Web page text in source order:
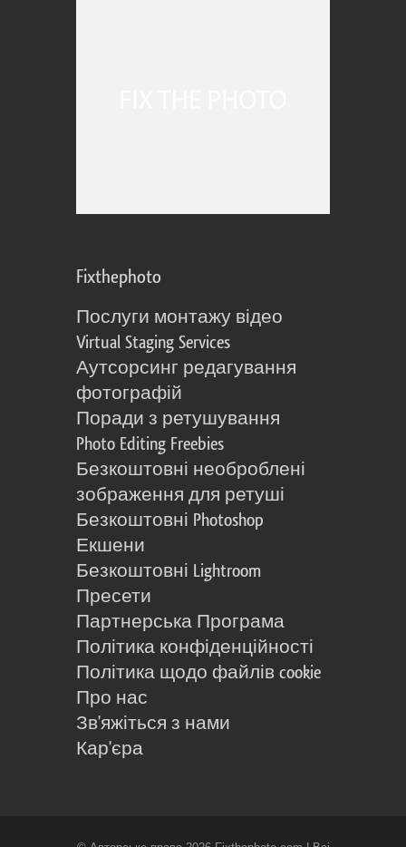
Fixthephoto
Послуги монтажу відео
Virtual Staging Services
Аутсорсинг редагування
фотографій
Поради з ретушування
Photo Editing Freebies
Безкоштовні необроблені
зображення для ретуші
Безкоштовні Photoshop
Екшени
Безкоштовні Lightroom
Пресети
Партнерська Програма
Політика конфіденційності
Політика щодо файлів cookie
Про нас
Зв'яжіться з нами
Кар'єра